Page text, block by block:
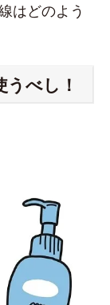
はどのよう
うべし！